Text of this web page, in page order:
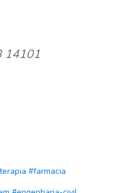
14101
#farmacia